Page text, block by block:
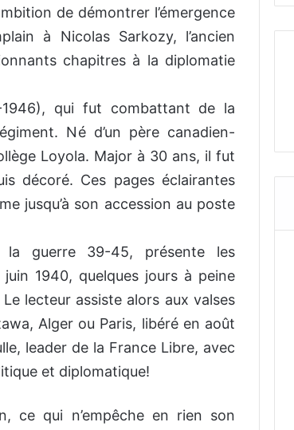
de démontrer l’émergence
à Nicolas Sarkozy, l’ancien
chapitres à la diplomatie
1946), qui fut combattant de la
Né d’un père canadien-
Loyola. Major à 30 ans, il fut
décoré. Ces pages éclairantes
jusqu’à son accession au poste
la guerre 39-45, présente les
1940, quelques jours à peine
lecteur assiste alors aux valses
Alger ou Paris, libéré en août
leader de la France Libre, avec
et diplomatique!
ce qui n’empêche en rien son